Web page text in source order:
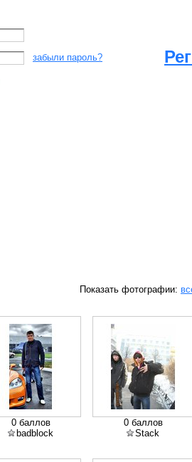
забыли пароль?
Показать фотографии:
0 баллов
badblock
0 баллов
Stack